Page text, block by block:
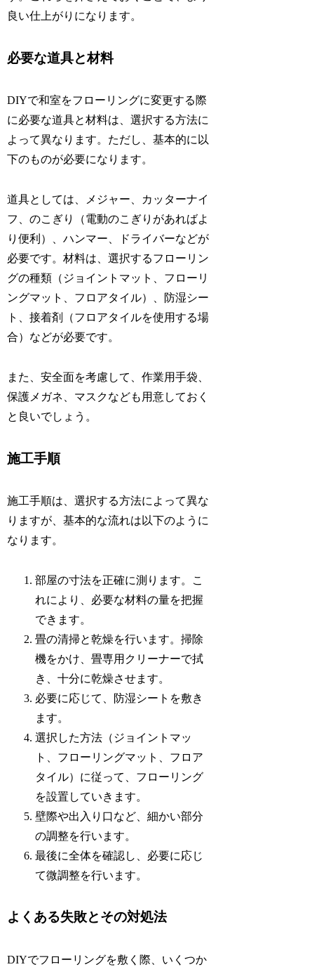
良い仕上がりになります。
必要な道具と材料
DIYで和室をフローリングに変更する際
に必要な道具と材料は、選択する方法に
よって異なります。ただし、基本的に以
下のものが必要になります。
道具としては、メジャー、カッターナイ
フ、のこぎり（電動のこぎりがあればよ
り便利）、ハンマー、ドライバーなどが
必要です。材料は、選択するフローリン
グの種類（ジョイントマット、フローリ
ングマット、フロアタイル）、防湿シー
ト、接着剤（フロアタイルを使用する場
合）などが必要です。
また、安全面を考慮して、作業用手袋、
保護メガネ、マスクなども用意しておく
と良いでしょう。
施工手順
施工手順は、選択する方法によって異な
りますが、基本的な流れは以下のように
なります。
部屋の寸法を正確に測ります。こ
れにより、必要な材料の量を把握
できます。
畳の清掃と乾燥を行います。掃除
機をかけ、畳専用クリーナーで拭
き、十分に乾燥させます。
必要に応じて、防湿シートを敷き
ます。
選択した方法（ジョイントマッ
ト、フローリングマット、フロア
タイル）に従って、フローリング
を設置していきます。
壁際や出入り口など、細かい部分
の調整を行います。
最後に全体を確認し、必要に応じ
て微調整を行います。
よくある失敗とその対処法
DIYでフローリングを敷く際、いくつか